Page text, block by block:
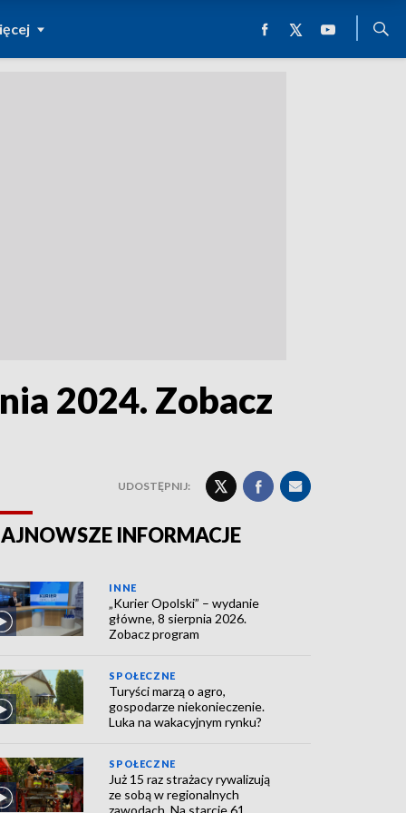
2024. Zobacz
UDOSTĘPNIJ:
INFORMACJE
INNE
„Kurier Opolski” – wydanie
główne, 8 sierpnia 2026.
Zobacz program
SPOŁECZNE
Turyści marzą o agro,
gospodarze niekonieczenie.
Luka na wakacyjnym rynku?
SPOŁECZNE
Już 15 raz strażacy rywalizują
ze sobą w regionalnych
zawodach. Na starcie 61